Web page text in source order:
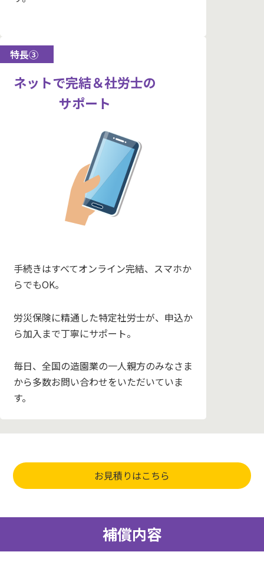
特長③
ネットで完結＆社労士の
サポート
手続きはすべてオンライン完結、スマホか
らでもOK。
労災保険に精通した特定社労士が、申込か
ら加入まで丁寧にサポート。
毎日、全国の造園業の一人親方のみなさま
から多数お問い合わせをいただいていま
す。
お見積りはこちら
補償内容